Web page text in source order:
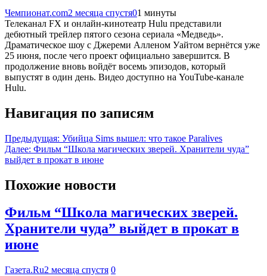
Чемпионат.com2 месяца спустя01 минуты
Телеканал FX и онлайн-кинотеатр Hulu представили
дебютный трейлер пятого сезона сериала «Медведь».
Драматическое шоу с Джереми Алленом Уайтом вернётся уже
25 июня, после чего проект официально завершится. В
продолжение вновь войдёт восемь эпизодов, который
выпустят в один день. Видео доступно на YouTube-канале
Hulu.
Навигация по записям
Предыдущая: Убийца Sims вышел: что такое Paralives
Далее: Фильм “Школа магических зверей. Хранители чуда”
выйдет в прокат в июне
Похожие новости
Фильм “Школа магических зверей.
Хранители чуда” выйдет в прокат в
июне
Газета.Ru2 месяца спустя 0